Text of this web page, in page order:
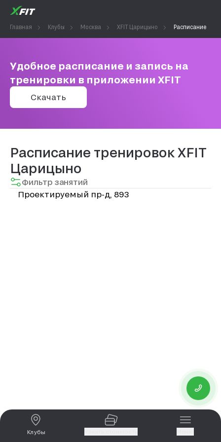
Клубы
Главная Клубы Москва XFIT Царицыно Расписание
Удобное расписание и запись на
тренировки в приложении XFIT
Скачать
Расписание тренировок XFIT
Царицыно
Фильтр занятий
Проектируемый пр-д, 893